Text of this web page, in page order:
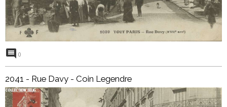
0
2041 - Rue Davy - Coin Legendre